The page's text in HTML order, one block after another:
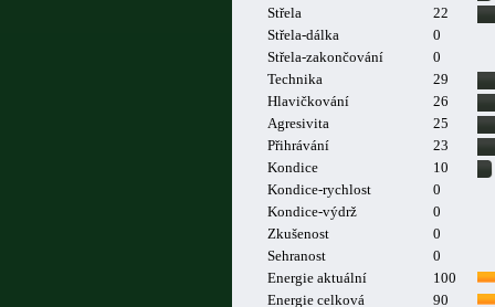
Střela
22
Střela-dálka
0
Střela-zakončování
0
Technika
29
Hlavičkování
26
Agresivita
25
Přihrávání
23
Kondice
10
Kondice-rychlost
0
Kondice-výdrž
0
Zkušenost
0
Sehranost
0
Energie aktuální
100
Energie celková
90